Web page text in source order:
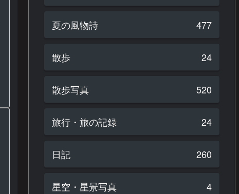
夏の風物詩 477
散歩 24
散歩写真 520
旅行・旅の記録 24
日記 260
星空・星景写真 4